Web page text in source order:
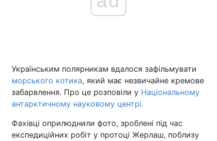
Українським полярникам вдалося зафільмувати
морського котика, який має незвичайне кремове
забарвлення. Про це розповіли у Національному
антарктичному науковому центрі.
Фахівці оприлюднили фото, зроблені під час
експедиційних робіт у протоці Жерлаш, поблизу